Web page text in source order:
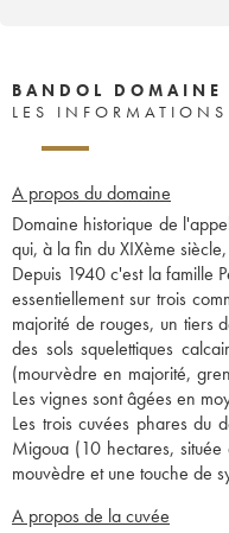
1987
1986
1979
1973 1972
BANDOL DOMAINE
LES INFORMATIONS
A propos du domaine
Domaine historique de
qui, à la fin du XIXème
Depuis 1940 c'est la famille
essentiellement sur trois
majorité de rouges, un tiers
des sols squelettiques
(mourvèdre en majorité,
Les vignes sont âgées en
Les trois cuvées phares du
Migoua (10 hectares,
mouvèdre et une touche de
A propos de la cuvée